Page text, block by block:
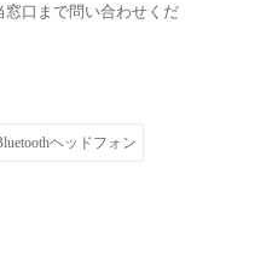
口まで問い合わせくだ
ヘッドフォン